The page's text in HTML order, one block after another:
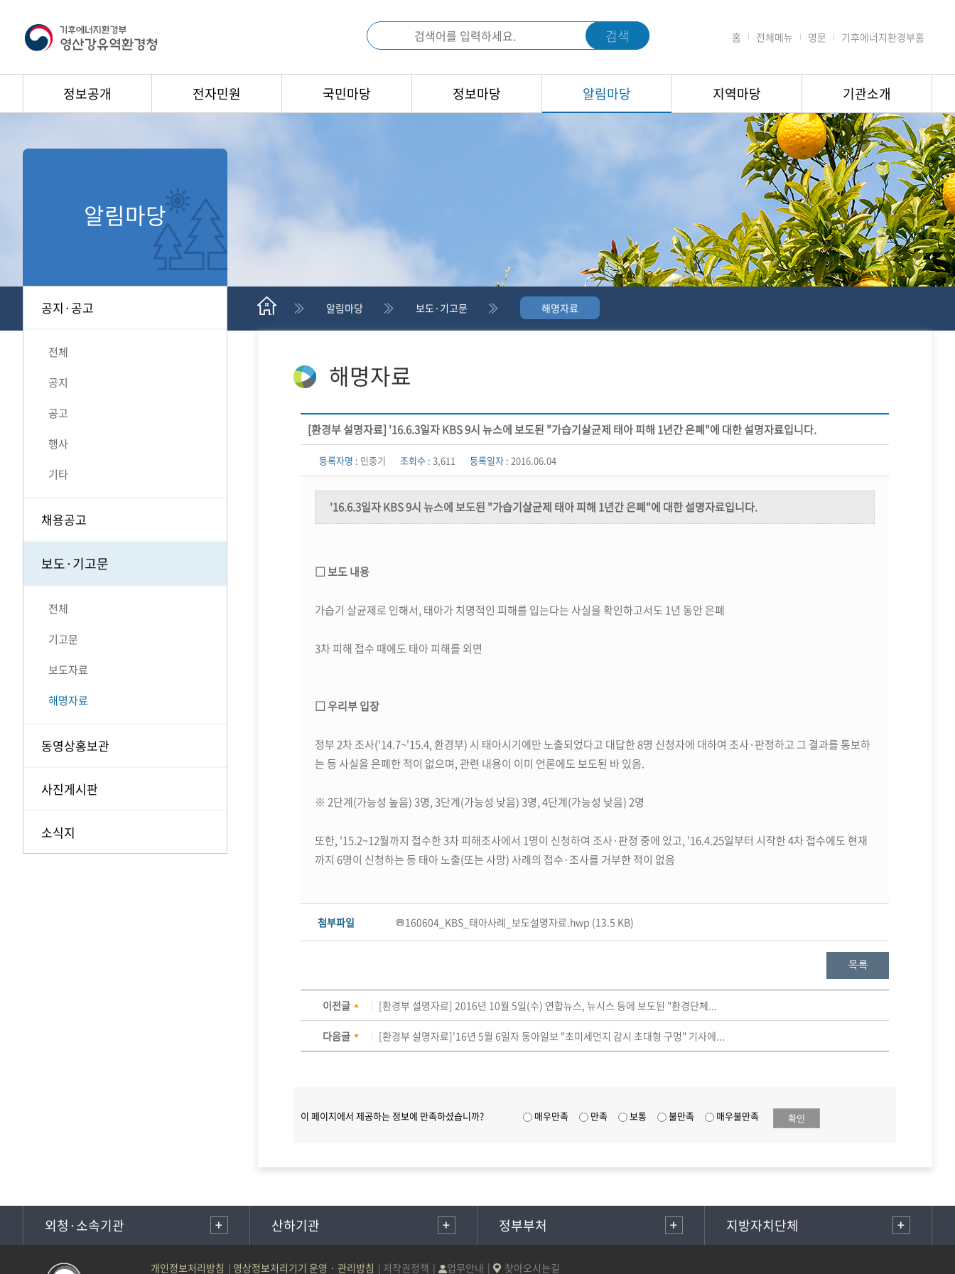
검색 홈 전체메뉴 영문 기후에너지환경부홈
정보공개 전자민원 국민마당 정보마당 알림마당 지역마당 기관소개
알림마당 보도·기고문 해명자료
알림마당
공지·공고
전체
공지
공고
행사
기타
채용공고
보도·기고문
전체
기고문
보도자료
해명자료
동영상홍보관
사진게시판
소식지
해명자료
[환경부 설명자료] '16.6.3일자 KBS 9시 뉴스에 보도된 "가습기살균제 태아 피해 1년간 은폐"에 대한 설명자료입니다.
등록자명 : 민중기 조회수 : 3,611 등록일자 : 2016.06.04
'16.6.3일자 KBS 9시 뉴스에 보도된 "가습기살균제 태아 피해 1년간 은폐"에 대한 설명자료입니다.
□ 보도 내용
가습기 살균제로 인해서, 태아가 치명적인 피해를 입는다는 사실을 확인하고서도 1년 동안 은폐
3차 피해 접수 때에도 태아 피해를 외면
□ 우리부 입장
정부 2차 조사('14.7~'15.4, 환경부) 시 태아시기에만 노출되었다고 대답한 8명 신청자에 대하여 조사·판정하고 그 결과를 통보하
는 등 사실을 은폐한 적이 없으며, 관련 내용이 이미 언론에도 보도된 바 있음.
※ 2단계(가능성 높음) 3명, 3단계(가능성 낮음) 3명, 4단계(가능성 낮음) 2명
또한, '15.2~12월까지 접수한 3차 피해조사에서 1명이 신청하여 조사·판정 중에 있고, '16.4.25일부터 시작한 4차 접수에도 현재
까지 6명이 신청하는 등 태아 노출(또는 사망) 사례의 접수·조사를 거부한 적이 없음
첨부파일 160604_KBS_태아사례_보도설명자료.hwp (13.5 KB)
이전글 [환경부 설명자료] 2016년 10월 5일(수) 연합뉴스, 뉴시스 등에 보도된 "환경단체...
다음글 [환경부 설명자료]'16년 5월 6일자 동아일보 "초미세먼지 감시 초대형 구멍" 기사에...
이 페이지에서 제공하는 정보에 만족하셨습니까? 매우만족 만족 보통 불만족 매우불만족 확인
외청·소속기관 산하기관 정부부처 지방자치단체
개인정보처리방침 영상정보처리기기 운영 · 관리방침 저작권정책 업무안내 찾아오시는길